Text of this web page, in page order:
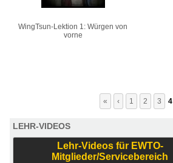
WingTsun-Lektion 1: Würgen von
vorne
« ‹ 1 2 3 4
LEHR-VIDEOS
Lehr-Videos für EWTO-
Mitglieder/Servicebereich